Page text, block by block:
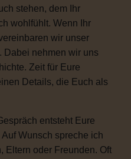
stehen, dem Ihr
wohlfühlt. Wenn Ihr
wir unser
Dabei nehmen wir uns
Zeit für Eure
Details, die Euch als
entsteht Eure
Wunsch spreche ich
Eltern oder Freunden. Oft